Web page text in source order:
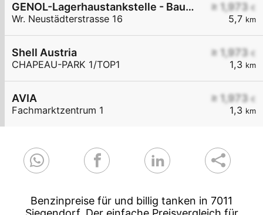
≥ 1,973 €
5,7 km
GENOL-Lagerhaustankstelle - Baumgarten
Wr. Neustädterstrasse 16
≥ 1,973 €
1,3 km
Shell Austria
CHAPEAU-PARK 1/TOP1
≥ 1,973 €
1,3 km
AVIA
Fachmarktzentrum 1
Benzinpreise für und billig tanken in 7011